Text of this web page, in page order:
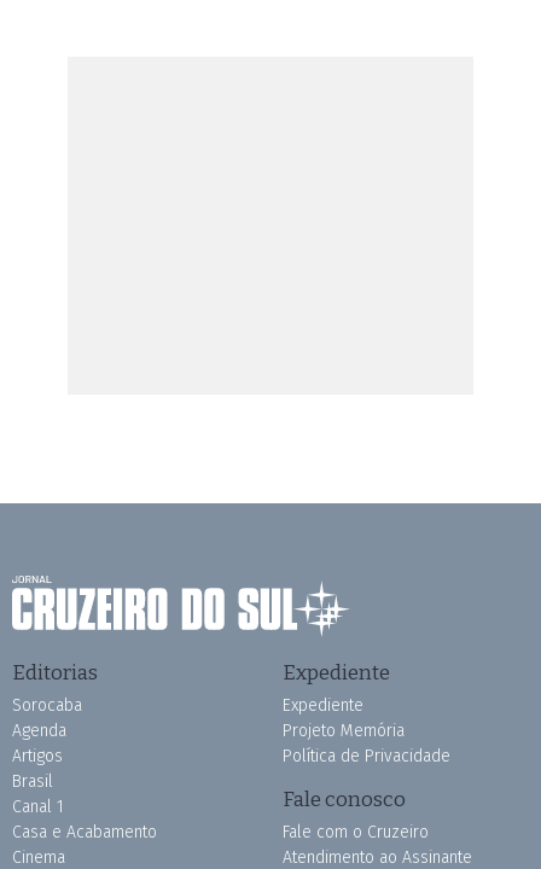
Editorias
Sorocaba
Agenda
Artigos
Brasil
Canal 1
Casa e Acabamento
Cinema
Expediente
Expediente
Projeto Memória
Política de Privacidade
Fale conosco
Fale com o Cruzeiro
Atendimento ao Assinante